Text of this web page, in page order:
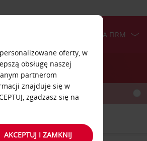
OFERTA DLA FIRM
SAMOCHÓD
MIEJSCE ODBIORU
oferty, w
obsługę naszej
partnerom
znajduje się w
zgadzasz się na
AKCEPTUJ I ZAMKNIJ